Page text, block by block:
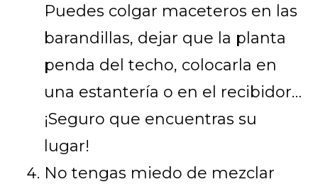
Puedes colgar maceteros en las
barandillas, dejar que la planta
penda del techo, colocarla en
una estantería o en el recibidor…
¡Seguro que encuentras su
lugar!
No tengas miedo de mezclar